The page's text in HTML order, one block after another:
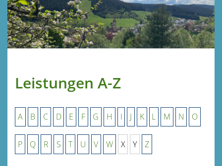
Leistungen A-Z
A B C D E F G H I J K L M N O
P Q R S T U V W X Y Z